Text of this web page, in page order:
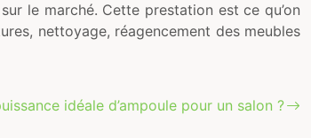
le marché. Cette prestation est ce qu’on
nettoyage, réagencement des meubles
idéale d’ampoule pour un salon ?